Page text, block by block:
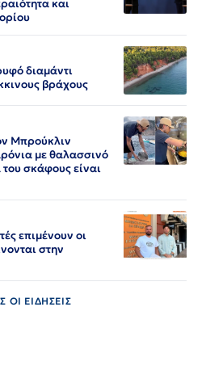
και
διαμάντι
βράχους
Μπρούκλιν
με θαλασσινό
σκάφους είναι
επιμένουν οι
στην
ΟΙ ΕΙΔΗΣΕΙΣ